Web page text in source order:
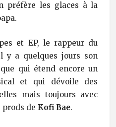
préfère les glaces à la
et EP, le rappeur du
y a quelques jours son
qui étend encore un
et qui dévoile des
mais toujours avec
prods de Kofi Bae.